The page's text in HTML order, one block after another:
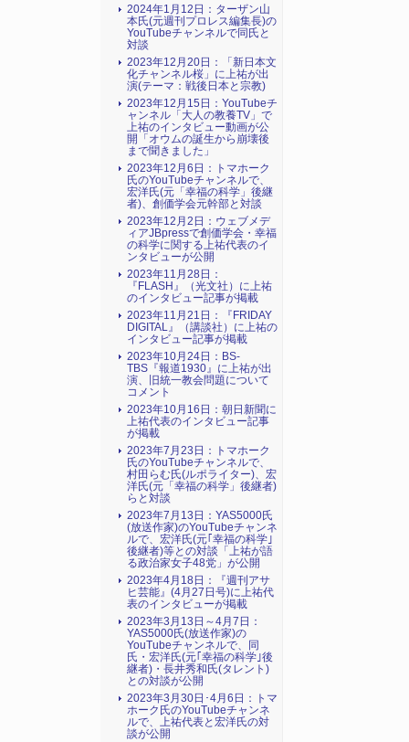
2024年1月12日：ターザン山
本氏(元週刊プロレス編集長)の
YouTubeチャンネルで同氏と
対談
2023年12月20日：「新日本文
化チャンネル桜」に上祐が出
演(テーマ：戦後日本と宗教)
2023年12月15日：YouTubeチ
ャンネル「大人の教養TV」で
上祐のインタビュー動画が公
開「オウムの誕生から崩壊後
まで聞きました」
2023年12月6日：トマホーク
氏のYouTubeチャンネルで、
宏洋氏(元「幸福の科学」後継
者)、創価学会元幹部と対談
2023年12月2日：ウェブメデ
ィアJBpressで創価学会・幸福
の科学に関する上祐代表のイ
ンタビューが公開
2023年11月28日：
『FLASH』（光文社）に上祐
のインタビュー記事が掲載
2023年11月21日：『FRIDAY
DIGITAL』（講談社）に上祐の
インタビュー記事が掲載
2023年10月24日：BS-
TBS『報道1930』に上祐が出
演、旧統一教会問題について
コメント
2023年10月16日：朝日新聞に
上祐代表のインタビュー記事
が掲載
2023年7月23日：トマホーク
氏のYouTubeチャンネルで、
村田らむ氏(ルポライター)、宏
洋氏(元「幸福の科学」後継者)
らと対談
2023年7月13日：YAS5000氏
(放送作家)のYouTubeチャンネ
ルで、宏洋氏(元｢幸福の科学｣
後継者)等との対談「上祐が語
る政治家女子48党」が公開
2023年4月18日：『週刊アサ
ヒ芸能』(4月27日号)に上祐代
表のインタビューが掲載
2023年3月13日～4月7日：
YAS5000氏(放送作家)の
YouTubeチャンネルで、同
氏・宏洋氏(元｢幸福の科学｣後
継者)・長井秀和氏(タレント)
との対談が公開
2023年3月30日･4月6日：トマ
ホーク氏のYouTubeチャンネ
ルで、上祐代表と宏洋氏の対
談が公開